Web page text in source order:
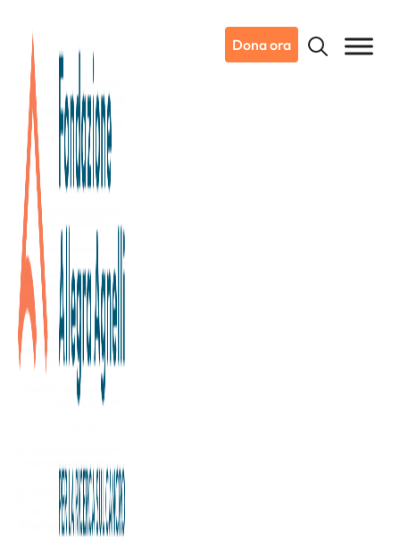
Dona ora
08/11/2023
Notizie da Candiolo
Jannik Sinner scende in campo
a sostegno della ricerca sul
cancro dell’Istituto di Candiolo –
IRCCS
giocare da protagonista le prossime ATP Finals, Jannik
Sinner ha voluto subito lasciare il segno fuori dal campo,
visitando l’Istituto di Candiolo-IRCCS e promuovendo